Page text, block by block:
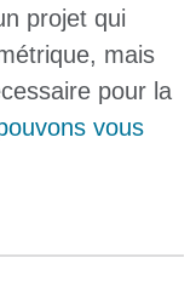
projet qui
mais
pour la
vous